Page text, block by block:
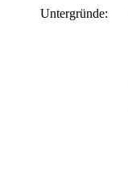
Untergründe: